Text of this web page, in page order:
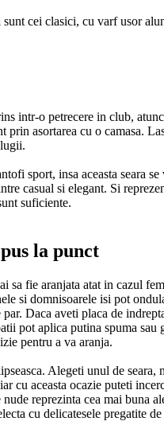
cei clasici, cu varf usor
intr-o petrecere in club,
prin asortarea cu o camasa.
sport, insa aceasta seara
casual si elegant. Si
suficiente.
la punct
sa fie aranjata atat in cazul
si domnisoarele isi pot
Daca aveti placa de
pot aplica putina spuma sau
pentru a va aranja.
Alegeti unul de
cu aceasta ocazie puteti
reprezinta cea mai buna
cu delicatesele pregatite